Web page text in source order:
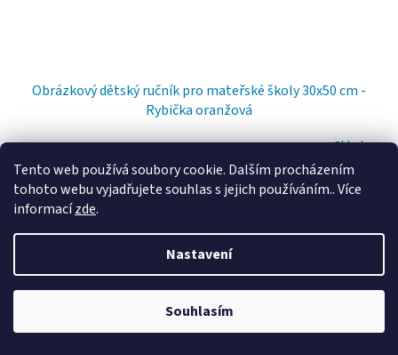
Tento web používá soubory cookie. Dalším procházením
tohoto webu vyjadřujete souhlas s jejich používáním.. Více
informacízde.
Nastavení
Souhlasím
Obrázkový dětský ručník pro mateřské školy 30x50 cm -
Rybička oranžová
Skladem
49 Kč bez DPH
59 Kč Do košíku